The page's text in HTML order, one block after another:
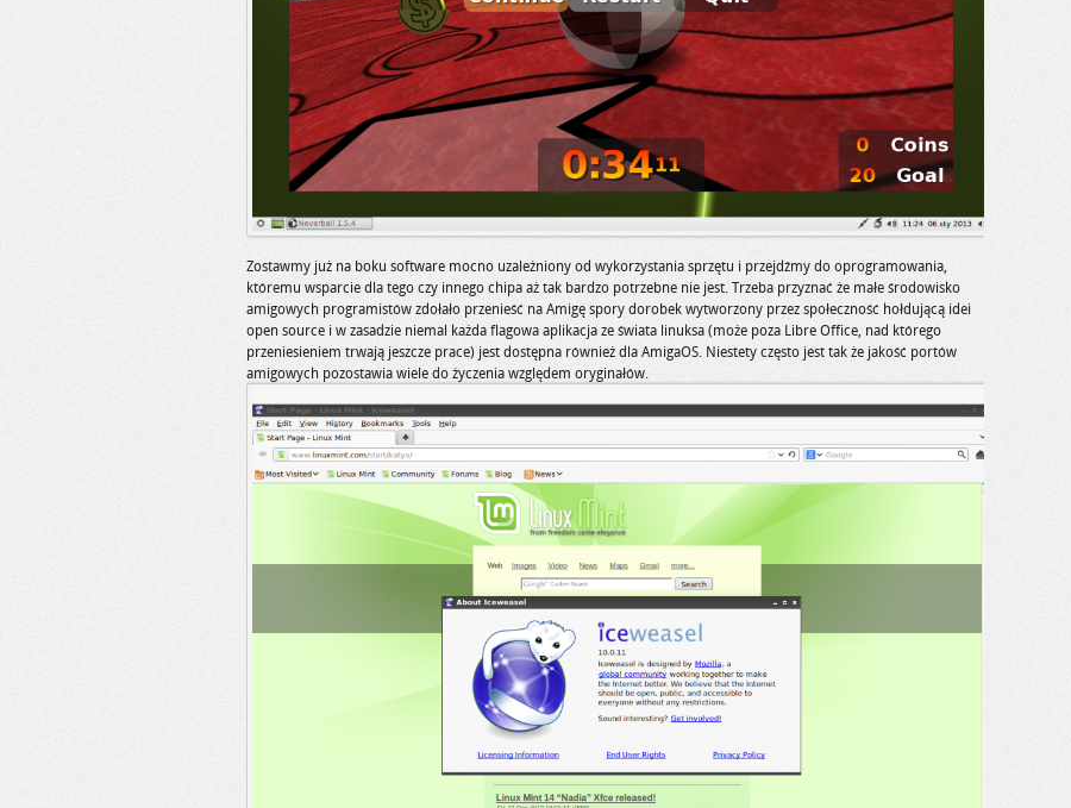
Zostawmy już na boku software mocno uzależniony od wykorzystania sprzętu i przejdźmy do oprogramowania,
któremu wsparcie dla tego czy innego chipa aż tak bardzo potrzebne nie jest. Trzeba przyznać że małe środowisko
amigowych programistów zdołało przenieść na Amigę spory dorobek wytworzony przez społeczność hołdującą idei
open source i w zasadzie niemal każda flagowa aplikacja ze świata linuksa (może poza Libre Office, nad którego
przeniesieniem trwają jeszcze prace) jest dostępna również dla AmigaOS. Niestety często jest tak że jakość portów
amigowych pozostawia wiele do życzenia względem oryginałów.